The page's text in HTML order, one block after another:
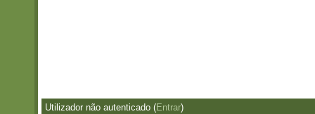
Utilizador não autenticado (Entrar)